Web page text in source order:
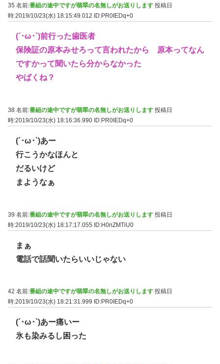
35 名前:番組の途中ですが翡翠の名無しがお送りします 投稿日
時:2019/10/23(水) 18:15:49.012
ID:PR0IEDq+0
(´･ω･`)前行った歯医者
保険証の原本みせろって言われたから 原本ってなん
ですかって聞いたら分からなかった
やばくね？
38 名前:番組の途中ですが翡翠の名無しがお送りします 投稿日
時:2019/10/23(水) 18:16:36.990 ID:PR0IEDq+0
(´･ω･`)あー
行こうかなほんと
だるいけど
まようなぁ
39 名前:番組の途中ですが翡翠の名無しがお送りします 投稿日
時:2019/10/23(水) 18:17:17.055 ID:H0nZMTiU0
まぁ
電話で話聞いたらいいじゃない
42 名前:番組の途中ですが翡翠の名無しがお送りします 投稿日
時:2019/10/23(水) 18:21:31.999
ID:PR0IEDq+0
(´･ω･`)あー痛いー
氷も染みるし困った